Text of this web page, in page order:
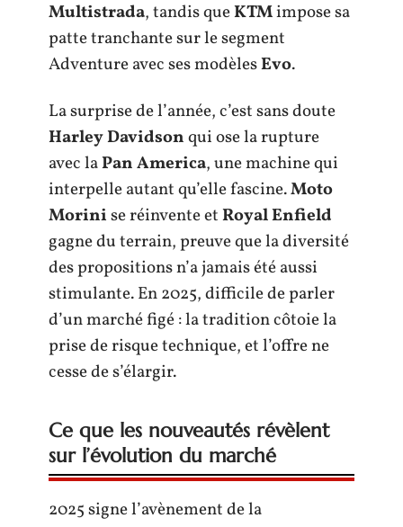
Multistrada, tandis queKTMimpose sa
patte tranchante sur le segment
Adventure avec ses modèlesEvo.
La surprise de l’année, c’est sans doute
Harley Davidsonqui ose la rupture
avec laPan America, une machine qui
interpelle autant qu’elle fascine.Moto
Morinise réinvente etRoyal Enfield
gagne du terrain, preuve que la diversité
des propositions n’a jamais été aussi
stimulante. En 2025, difficile de parler
d’un marché figé : la tradition côtoie la
prise de risque technique, et l’offre ne
cesse de s’élargir.
Ce que les nouveautés révèlent
sur l’évolution du marché
2025 signe l’avènement de la